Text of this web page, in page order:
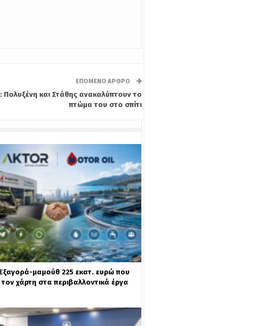
ΕΠΌΜΕΝΟ ΆΡΘΡΟ
Πολυξένη και Στάθης ανακαλύπτουν το
πτώμα του στο σπίτι
Εξαγορά-μαμούθ 225 εκατ. ευρώ που
τον χάρτη στα περιβαλλοντικά έργα